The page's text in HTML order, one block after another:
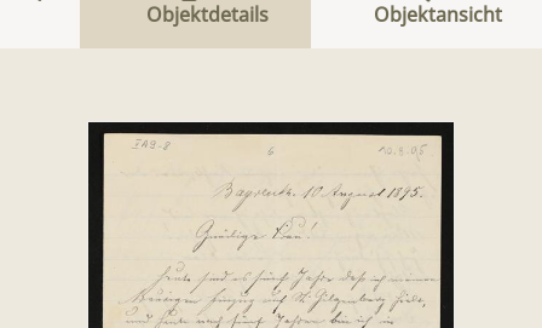
Objektdetails Objektansicht